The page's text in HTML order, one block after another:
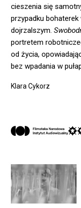
cieszenia się
przypadku bohaterek
dojrzalszym.
portretem
od życia,
bez wpadania w
Klara Cykorz